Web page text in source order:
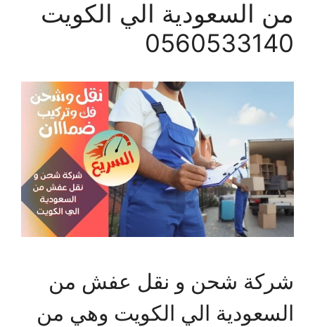
من السعودية الي الكويت
0560533140
شركة شحن و نقل عفش من
السعودية الي الكويت وهي من